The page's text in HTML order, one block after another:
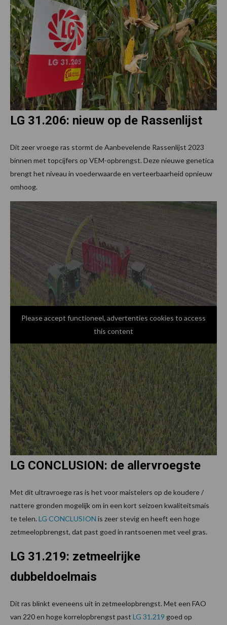
LG 31.206: nieuw op de Rassenlijst
Dit zeer vroege ras stormt de Aanbevelende Rassenlijst 2023
binnen met topcijfers op VEM-opbrengst. Deze nieuwe genetica
brengt het niveau in voederwaarde en verteerbaarheid opnieuw
omhoog.
Please accept functioneel, advertenties cookies to access
this content
LG CONCLUSION: de allervroegste
Met dit ultravroege ras is het voor maistelers op de koudere /
nattere gronden mogelijk om in een kort seizoen kwaliteitsmais
te telen. LG CONCLUSION is zeer stevig en heeft een hoge
zetmeelopbrengst, dat past goed in rantsoenen met veel gras.
LG 31.219: zetmeelrijke
dubbeldoelmais
Dit ras blinkt eveneens uit in zetmeelopbrengst. Met een FAO
van 220 en hoge korrelopbrengst past LG 31.219 goed op